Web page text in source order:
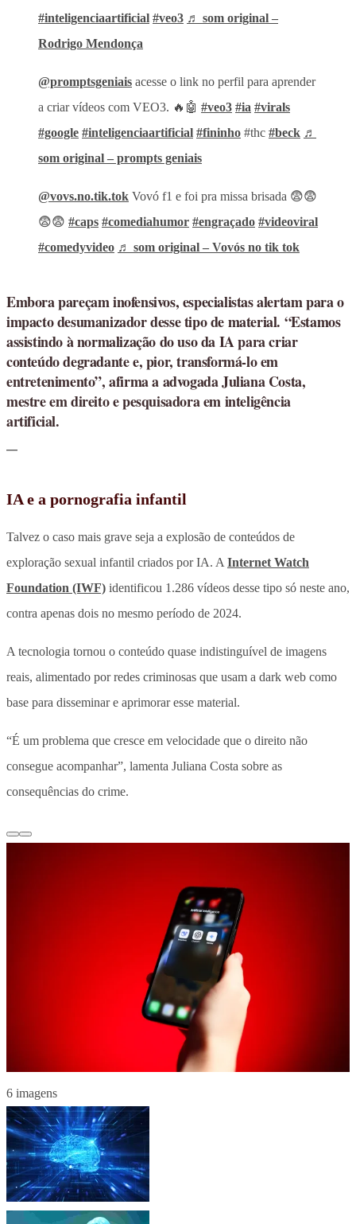
#inteligenciaartificial #veo3 ♬ som original –
Rodrigo Mendonça
@promptsgeniais acesse o link no perfil para aprender
a criar vídeos com VEO3. 🔥🤖 #veo3 #ia #virals
#google #inteligenciaartificial #fininho #thc #beck ♬
som original – prompts geniais
@vovs.no.tik.tok Vovó f1 e foi pra missa brisada 😨😨
😨😨 #caps #comediahumor #engraçado #videoviral
#comedyvideo ♬ som original – Vovós no tik tok
Embora pareçam inofensivos, especialistas alertam para o
impacto desumanizador desse tipo de material. “Estamos
assistindo à normalização do uso da IA para criar
conteúdo degradante e, pior, transformá-lo em
entretenimento”, afirma a advogada Juliana Costa,
mestre em direito e pesquisadora em inteligência
artificial.
IA e a pornografia infantil
Talvez o caso mais grave seja a explosão de conteúdos de
exploração sexual infantil criados por IA. A Internet Watch
Foundation (IWF) identificou 1.286 vídeos desse tipo só neste ano,
contra apenas dois no mesmo período de 2024.
A tecnologia tornou o conteúdo quase indistinguível de imagens
reais, alimentado por redes criminosas que usam a dark web como
base para disseminar e aprimorar esse material.
“É um problema que cresce em velocidade que o direito não
consegue acompanhar”, lamenta Juliana Costa sobre as
consequências do crime.
6 imagens